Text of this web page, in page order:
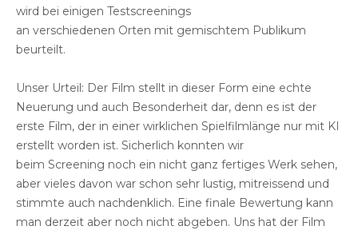
wird bei einigen Testscreenings
an verschiedenen Orten mit gemischtem Publikum
beurteilt.
Unser Urteil: Der Film stellt in dieser Form eine echte
Neuerung und auch Besonderheit dar, denn es ist der
erste Film, der in einer wirklichen Spielfilmlänge nur mit KI
erstellt worden ist. Sicherlich konnten wir
beim Screening noch ein nicht ganz fertiges Werk sehen,
aber vieles davon war schon sehr lustig, mitreissend und
stimmte auch nachdenklich. Eine finale Bewertung kann
man derzeit aber noch nicht abgeben. Uns hat der Film